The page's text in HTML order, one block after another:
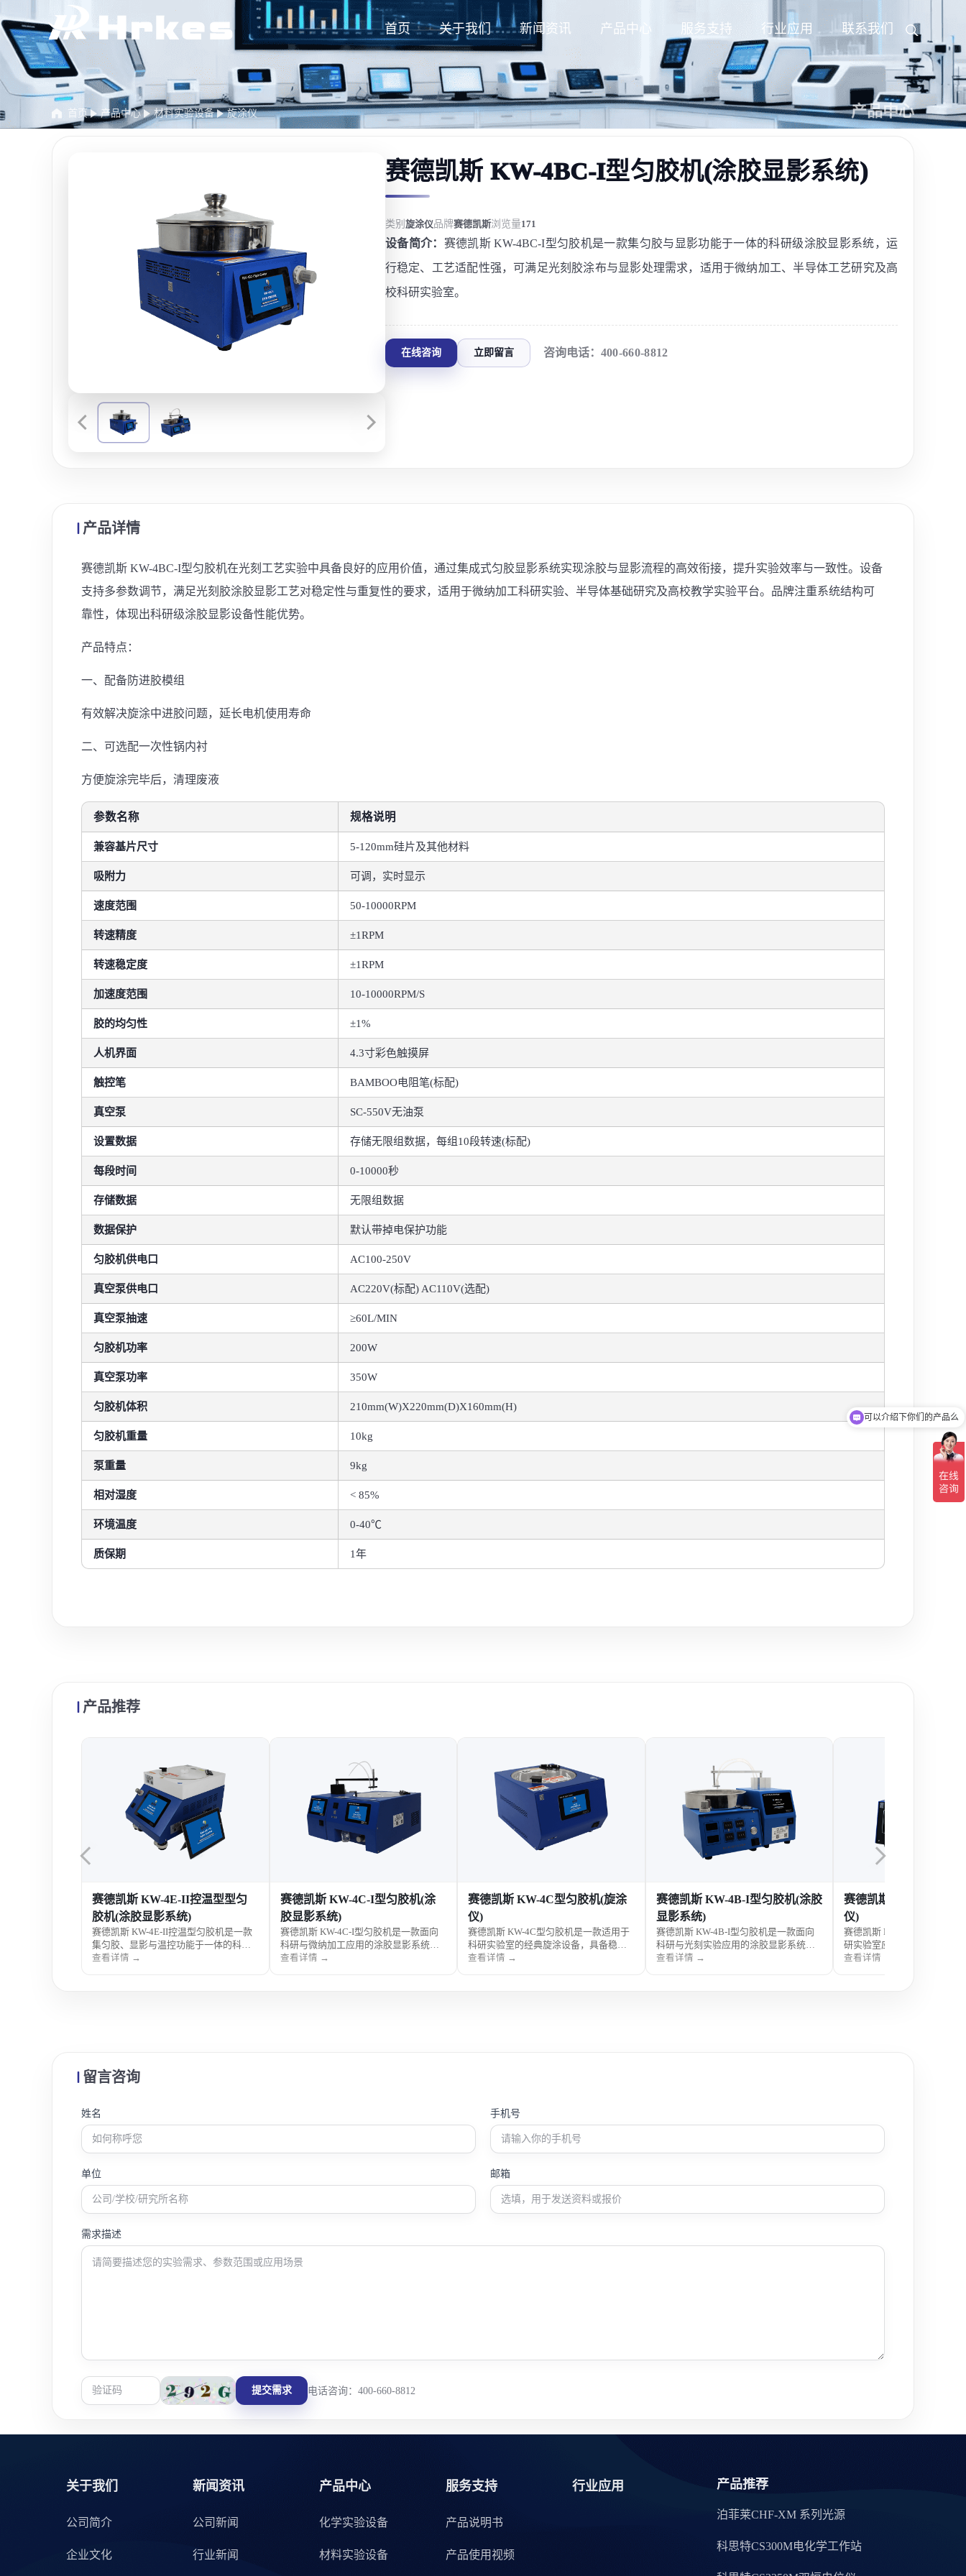
首页 关于我们 新闻资讯 产品中心 服务支持 行业应用 联系我们
首页 产品中心 材料实验设备 旋涂仪 产品中心
赛德凯斯 KW-4BC-I型匀胶机(涂胶显影系统)
类别 旋涂仪品牌赛德凯斯浏览量171
设备简介： 赛德凯斯 KW-4BC-I型匀胶机是一款集匀胶与显影功能于一体的科研级涂胶显影系统，运
行稳定、工艺适配性强，可满足光刻胶涂布与显影处理需求，适用于微纳加工、半导体工艺研究及高
校科研实验室。
在线咨询 立即留言 咨询电话： 400-660-8812
产品详情
赛德凯斯 KW-4BC-I型匀胶机在光刻工艺实验中具备良好的应用价值，通过集成式匀胶显影系统实现涂胶与显影流程的高效衔接，提升实验效率与一致性。设备
支持多参数调节，满足光刻胶涂胶显影工艺对稳定性与重复性的要求，适用于微纳加工科研实验、半导体基础研究及高校教学实验平台。品牌注重系统结构可
靠性，体现出科研级涂胶显影设备性能优势。
产品特点：
一、配备防进胶模组
有效解决旋涂中进胶问题，延长电机使用寿命
二、可选配一次性锅内衬
方便旋涂完毕后，清理废液
参数名称 规格说明
兼容基片尺寸 5-120mm硅片及其他材料
吸附力 可调，实时显示
速度范围 50-10000RPM
转速精度 ±1RPM
转速稳定度 ±1RPM
加速度范围 10-10000RPM/S
胶的均匀性 ±1%
人机界面 4.3寸彩色触摸屏
触控笔 BAMBOO电阻笔(标配)
真空泵 SC-550V无油泵
设置数据 存储无限组数据，每组10段转速(标配)
每段时间 0-10000秒
存储数据 无限组数据
数据保护 默认带掉电保护功能
匀胶机供电口 AC100-250V
真空泵供电口 AC220V(标配) AC110V(选配)
真空泵抽速 ≥60L/MIN
匀胶机功率 200W
真空泵功率 350W
匀胶机体积 210mm(W)X220mm(D)X160mm(H)
匀胶机重量 10kg
泵重量 9kg
相对湿度 < 85%
环境温度 0-40℃
质保期 1年
产品推荐
赛德凯斯 KW-4E-II控温型型匀
胶机(涂胶显影系统)
赛德凯斯 KW-4E-II控温型匀胶机是一款
集匀胶、显影与温控功能于一体的科研
级涂胶显影系统，具备精准温度控制与
查看详情 →
赛德凯斯 KW-4C-I型匀胶机(涂
胶显影系统)
赛德凯斯 KW-4C-I型匀胶机是一款面向
科研与微纳加工应用的涂胶显影系统，
集匀胶与显影功能于一体，运行稳定、
查看详情 →
赛德凯斯 KW-4C型匀胶机(旋涂
仪)
赛德凯斯 KW-4C型匀胶机是一款适用于
科研实验室的经典旋涂设备，具备稳定
转速输出与良好成膜一致性，可满足光
查看详情 →
赛德凯斯 KW-4B-I型匀胶机(涂胶
显影系统)
赛德凯斯 KW-4B-I型匀胶机是一款面向
科研与光刻实验应用的涂胶显影系统，
集旋涂匀胶与显影处理于一体，运行稳
查看详情 →
赛德凯斯 KW-4B型匀
仪)
赛德凯斯 KW-4B型匀胶机是
研实验室应用的基础型旋涂
稳定转速输出与良好成膜均
查看详情 →
留言咨询
姓名 手机号
单位 邮箱
需求描述
提交需求 电话咨询：400-660-8812
关于我们
公司简介
企业文化
新闻资讯
公司新闻
行业新闻
产品中心
化学实验设备
材料实验设备
服务支持
产品说明书
产品使用视频
行业应用 产品推荐
泊菲莱CHF-XM 系列光源
科思特CS300M电化学工作站